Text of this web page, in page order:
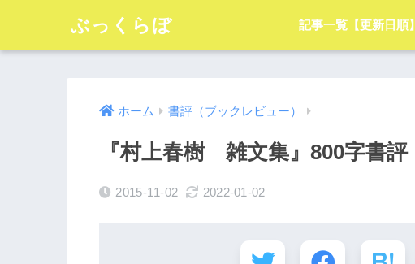
ぶっくらぼ 記事一覧【更新日順】
ホーム 書評（ブックレビュー）
『村上春樹 雑文集』800字書評
2015-11-02 2022-01-02